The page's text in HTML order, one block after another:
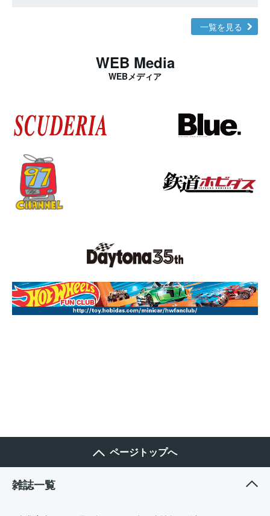
一覧を見る
WEB Media
WEBメディア
ページトップへ
雑誌一覧